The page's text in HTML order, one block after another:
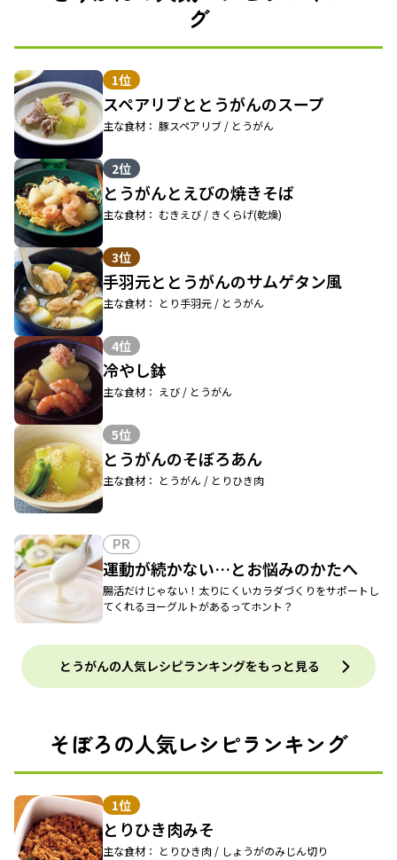
グ
1位
スペアリブととうがんのスープ
主な食材： 豚スペアリブ / とうがん
2位
とうがんとえびの焼きそば
主な食材： むきえび / きくらげ(乾燥)
3位
手羽元ととうがんのサムゲタン風
主な食材： とり手羽元 / とうがん
4位
冷やし鉢
主な食材： えび / とうがん
5位
とうがんのそぼろあん
主な食材： とうがん / とりひき肉
PR
運動が続かない…とお悩みのかたへ
腸活だけじゃない！太りにくいカラダづくりをサポートし
てくれるヨーグルトがあるってホント？
とうがんの人気レシピランキングをもっと見る
そぼろの人気レシピランキング
1位
とりひき肉みそ
主な食材： とりひき肉 / しょうがのみじん切り